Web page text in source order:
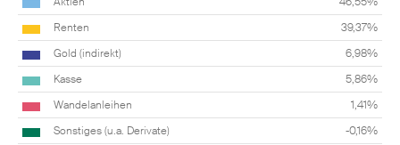
Renten
39,37%
Gold (indirekt)
6,98%
Kasse
5,86%
Wandelanleihen
1,41%
Sonstiges (u.a. Derivate)
-0,16%